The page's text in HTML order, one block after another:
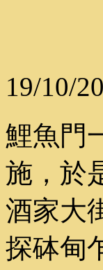
19/10/
鯉魚門
施，於
酒家大
探砵甸